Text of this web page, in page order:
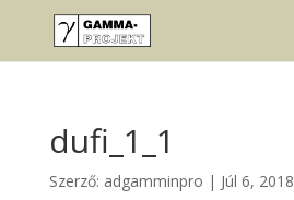
dufi_1_1
Szerző: adgamminpro | Júl 6, 2018